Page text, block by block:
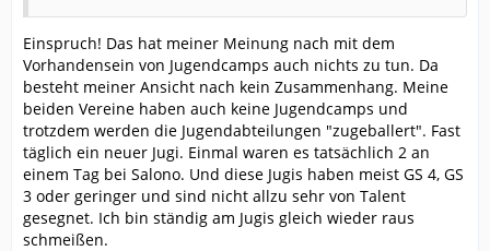
Einspruch! Das hat meiner Meinung nach mit dem
Vorhandensein von Jugendcamps auch nichts zu tun. Da
besteht meiner Ansicht nach kein Zusammenhang. Meine
beiden Vereine haben auch keine Jugendcamps und
trotzdem werden die Jugendabteilungen "zugeballert". Fast
täglich ein neuer Jugi. Einmal waren es tatsächlich 2 an
einem Tag bei Salono. Und diese Jugis haben meist GS 4, GS
3 oder geringer und sind nicht allzu sehr von Talent
gesegnet. Ich bin ständig am Jugis gleich wieder raus
schmeißen.